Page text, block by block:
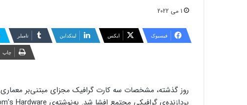
1 می 2022
فیسبوک ایکس لینکداین تامبلر
چاپ
روز گذشته، مشخصات سه کارت گرافیک مجزای مبتنی‌بر معماری